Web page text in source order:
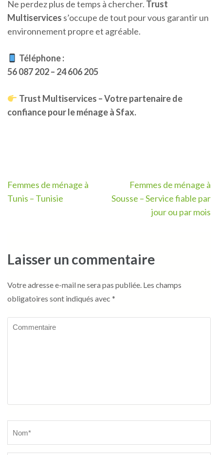
Ne perdez plus de temps à chercher. Trust
Multiservices s’occupe de tout pour vous garantir un
environnement propre et agréable.
Téléphone :
56 087 202 – 24 606 205
Trust Multiservices – Votre partenaire de
confiance pour le ménage à Sfax.
Navigation
de
Femmes de ménage à
Tunis – Tunisie
Femmes de ménage à
Sousse – Service fiable par
jour ou par mois
Laisser un commentaire
Votre adresse e-mail ne sera pas publiée. Les champs
obligatoires sont indiqués avec *
Commentaire